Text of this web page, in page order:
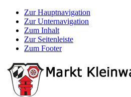
Zur Hauptnavigation
Zur Unternavigation
Zum Inhalt
Zur Seitenleiste
Zum Footer